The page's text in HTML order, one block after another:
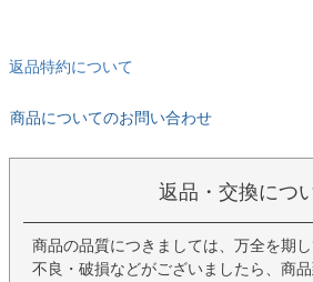
返品特約について
商品についてのお問い合わせ
返品・交換につ
商品の品質につきましては、万全を期
不良・破損などがございましたら、商